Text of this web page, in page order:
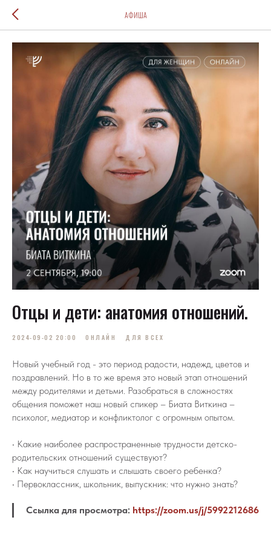
АФИША
Отцы и дети: анатомия отношений.
2024-09-02 20:00 ОНЛАЙН ДЛЯ ВСЕХ
Новый учебный год - это период радости, надежд, цветов и
поздравлений. Но в то же время это новый этап отношений
между родителями и детьми. Разобраться в сложностях
общения поможет наш новый спикер – Биата Виткина –
психолог, медиатор и конфликтолог с огромным опытом.
•⁠ ⁠Какие наиболее распространенные трудности детско-
родительских отношений существуют?
•⁠ ⁠Как научиться слушать и слышать своего ребенка?
•⁠ ⁠Первоклассник, школьник, выпускник: что нужно знать?
Ссылка для просмотра: https://zoom.us/j/5992212686